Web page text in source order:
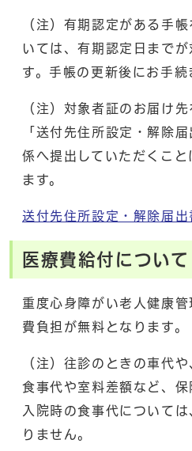
（注）有期認定がある手
いては、有期認定日まで
す。手帳の更新後にお手続
（注）対象者証のお届け
「送付先住所設定・解除
係へ提出していただくこ
ます。
送付先住所設定・解除届出
医療費給付について
重度心身障がい老人健康
費負担が無料となります。
（注）往診のときの車代
食事代や室料差額など、
入院時の食事代について
りません。